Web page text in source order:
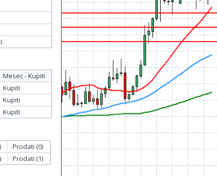
Mesec - Kupiti
Kupiti
Kupiti
Kupiti
Prodati (0)
Prodati (1)